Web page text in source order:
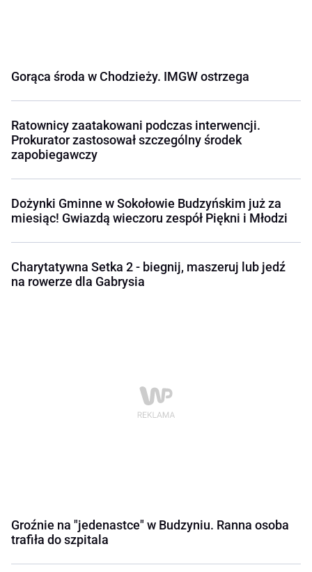
Gorąca środa w Chodzieży. IMGW ostrzega
Ratownicy zaatakowani podczas interwencji.
Prokurator zastosował szczególny środek
zapobiegawczy
Dożynki Gminne w Sokołowie Budzyńskim już za
miesiąc! Gwiazdą wieczoru zespół Piękni i Młodzi
Charytatywna Setka 2 - biegnij, maszeruj lub jedź
na rowerze dla Gabrysia
Groźnie na "jedenastce" w Budzyniu. Ranna osoba
trafiła do szpitala